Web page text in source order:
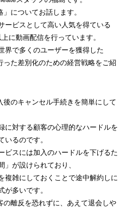
についてお話します。
ービスとして高い人気を得ている
に動画配信を行っています。
界で多くのユーザーを獲得した
った差別化のための経営戦略をご紹
後のキャンセル手続きを簡単にして
に対する顧客の心理的なハードルを
いるのです。
ビスには加入のハードルを下げるた
」が設けられており、
複雑にしておくことで途中解約しに
が多いです。
の離反を恐れずに、あえて退会しや